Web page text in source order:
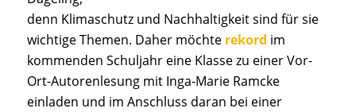
denn Klimaschutz und Nachhaltigkeit sind für sie
wichtige Themen. Daher möchte rekord im
kommenden Schuljahr eine Klasse zu einer Vor-
Ort-Autorenlesung mit Inga-Marie Ramcke
einladen und im Anschluss daran bei einer